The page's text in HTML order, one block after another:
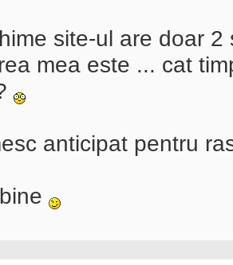
site-ul are doar
mea este ... cat
anticipat pentru